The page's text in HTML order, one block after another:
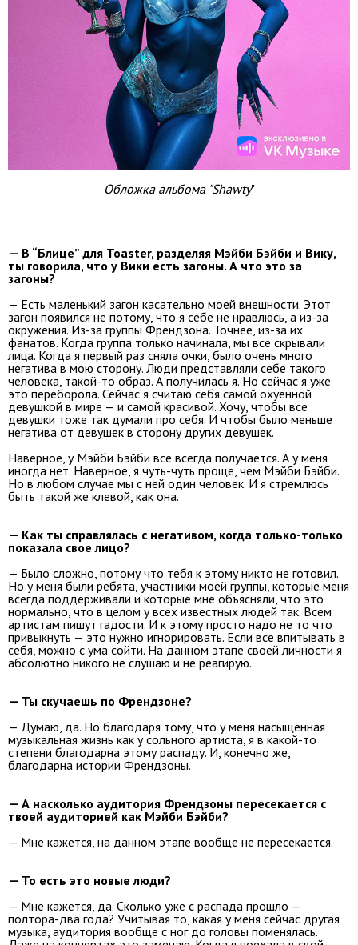
Обложка альбома "Shawty"
— В “Блице” для Toaster, разделяя Мэйби Бэйби и Вику,
ты говорила, что у Вики есть загоны. А что это за
загоны?
— Есть маленький загон касательно моей внешности. Этот
загон появился не потому, что я себе не нравлюсь, а из-за
окружения. Из-за группы Френдзона. Точнее, из-за их
фанатов. Когда группа только начинала, мы все скрывали
лица. Когда я первый раз сняла очки, было очень много
негатива в мою сторону. Люди представляли себе такого
человека, такой-то образ. А получилась я. Но сейчас я уже
это переборола. Сейчас я считаю себя самой охуенной
девушкой в мире — и самой красивой. Хочу, чтобы все
девушки тоже так думали про себя. И чтобы было меньше
негатива от девушек в сторону других девушек.
Наверное, у Мэйби Бэйби все всегда получается. А у меня
иногда нет. Наверное, я чуть-чуть проще, чем Мэйби Бэйби.
Но в любом случае мы с ней один человек. И я стремлюсь
быть такой же клевой, как она.
— Как ты справлялась с негативом, когда только-только
показала свое лицо?
— Было сложно, потому что тебя к этому никто не готовил.
Но у меня были ребята, участники моей группы, которые меня
всегда поддерживали и которые мне объясняли, что это
нормально, что в целом у всех известных людей так. Всем
артистам пишут гадости. И к этому просто надо не то что
привыкнуть — это нужно игнорировать. Если все впитывать в
себя, можно с ума сойти. На данном этапе своей личности я
абсолютно никого не слушаю и не реагирую.
— Ты скучаешь по Френдзоне?
— Думаю, да. Но благодаря тому, что у меня насыщенная
музыкальная жизнь как у сольного артиста, я в какой-то
степени благодарна этому распаду. И, конечно же,
благодарна истории Френдзоны.
— А насколько аудитория Френдзоны пересекается с
твоей аудиторией как Мэйби Бэйби?
— Мне кажется, на данном этапе вообще не пересекается.
— То есть это новые люди?
— Мне кажется, да. Сколько уже с распада прошло —
полтора-два года? Учитывая то, какая у меня сейчас другая
музыка, аудитория вообще с ног до головы поменялась.